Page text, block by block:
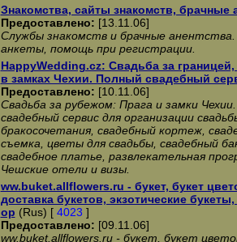
Знакомства, сайты знакомств, брачные
Предоставлено: [13.11.06]
Службы знакомств и брачные
анкеты, помощь при регистрации.
HappyWedding.cz: Свадьба за
в замках Чехии. Полный свадебный
Предоставлено: [10.11.06]
Свадьба за рубежом: Прага и замки
свадебный сервис для организации
бракосочетания, свадебный кортеж,
съемка, цветы для свадьбы, свадебный
свадебное платье, развлекательная
Чешские отели и визы.
ww.buket.allflowers.ru - букет, букет
доставка букетов, экзотические
ор (Rus) [ 4023 ]
Предоставлено: [09.11.06]
ww.buket.allflowers.ru - букет, букет